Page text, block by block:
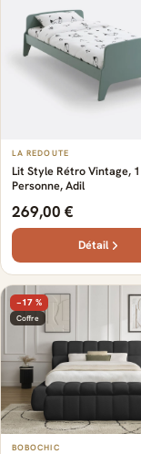
LA REDOUTE
Lit Style Rétro Vintage, 1
Personne, Adil
269,00 €
Détail
−17 %
Coffre
BOBOCHIC